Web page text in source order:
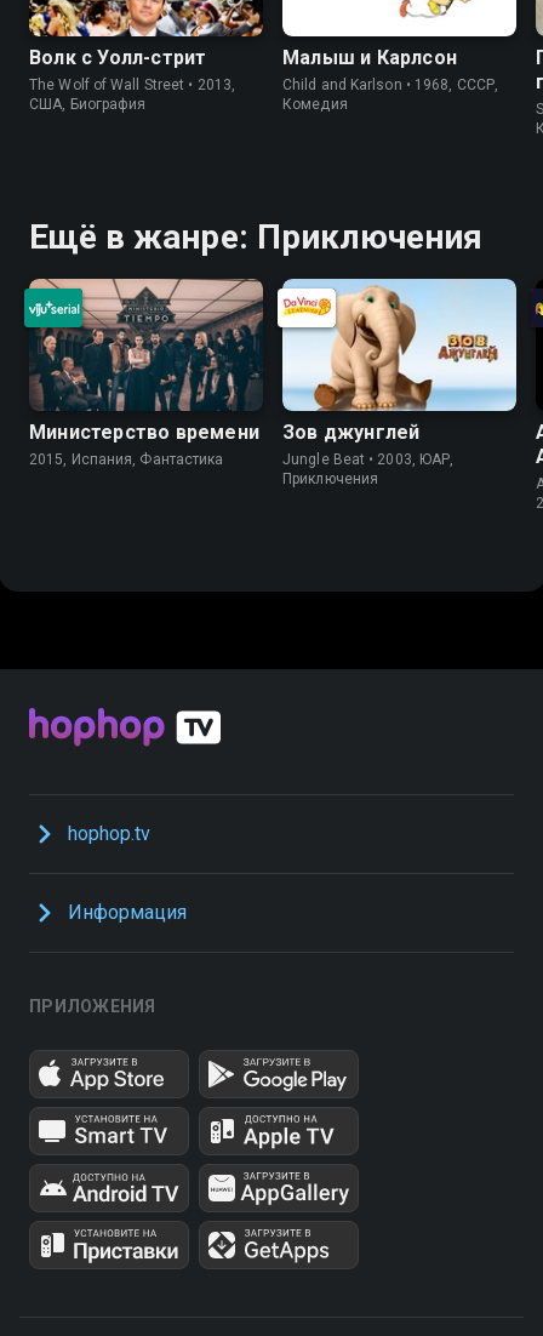
Волк с Уолл-стрит
The Wolf of Wall Street • 2013,
США, Биография
Малыш и Карлсон
Child and Karlson • 1968, СССР,
Комедия
Ещё в жанре: Приключения
Министерство времени
2015, Испания, Фантастика
Зов джунглей
Jungle Beat • 2003, ЮАР,
Приключения
hophop.tv
Информация
ПРИЛОЖЕНИЯ